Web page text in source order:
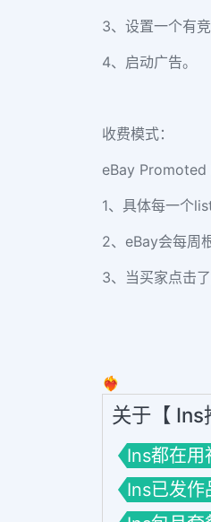
3、设置一个有
4、启动广告。
收费模式：
eBay Promoted
1、具体每一个
2、eBay会每周
3、当买家点击
❤️‍🔥
关于【 Ins
Ins都在用
Ins已发